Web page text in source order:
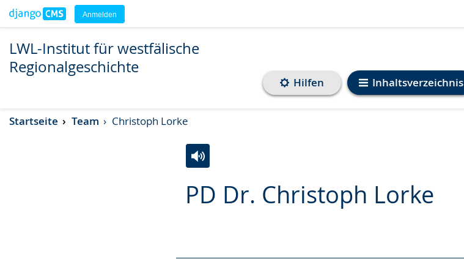
Transkript anzeigen
Abspielen
Pausieren
Anmelden
LWL-Institut für westfälische
Regionalgeschichte
Inhaltsverzeichnis
Hilfen
Startseite Team Christoph Lorke
PD Dr. Christoph Lorke
Leichten
Audio-
Video